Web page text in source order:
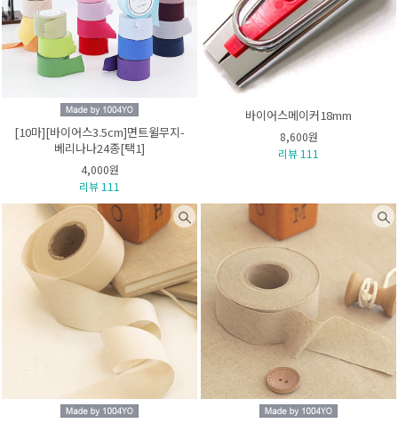
[10마][바이어스3.5cm]면트윌무지-
베리나나24종[택1]
4,000원
리뷰 111
바이어스메이커18mm
8,600원
리뷰 111